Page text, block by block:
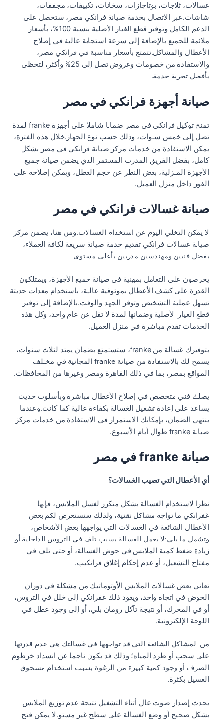
غسالات، ثلاجات، بوتاجازات، سخانات، تكييفات، مجففات،
شاشات.عبر الاتصال بخدمة صيانة فرانكي مصر، ستحصل على
الدعم الكامل وتوفير قطع الغيار الأصلية بنسبة 100%، بأسعار
ملائمة للجميع بالإضافة إلى سرعة استجابة عالية في إصلاح
الأعطال والمشاكل.تتمتع بأسعار مناسبة في فرانكي مصر،
والاستفادة من خصومات وعروض تصل إلى 25% وأكثر، لتحظى
بأفضل تجربة خدمة.
صيانة أجهزة فرانكي في مصر
تمنح توكيل فرانكي في مصر ضمانا شاملا على أجهزة franke لمدة
تصل إلى خمس سنوات، وذلك حسب نوع الجهاز.خلال هذه الفترة،
يمكن الاستفادة من خدمات مركز صيانة فرانكي في مصر بشكل
كامل، بفضل الفريق المدرب المستمر الذي يضمن صيانة جميع
الأجهزة المنزلية، بغض النظر عن حجم العطل، ويمكن إصلاحه على
الفور داخل منزل العميل.
صيانة غسالات فرانكي في مصر
لا يمكن التخلي اليوم عن استخدام الغسالات.ومن هنا، يضمن مركز
صيانة غسالات فرانكي تقديم خدمة صيانة سريعة لكافة العملاء،
بفضل فنيين ومهندسين مدربين بأعلى مستوى.
يحرصون على التعامل بمهنية في صيانة جميع الأجهزة، ويمتلكون
القدرة على كشف الأعطال بموثوقية عالية، باستخدام معدات حديثة
تسهل عملية التشخيص وتوفر الجهد والوقت.بالإضافة إلى توفير
قطع الغيار الأصلية وضمانها لمدة لا تقل عن عام واحد، وكل هذه
الخدمات تقدم مباشرة في منزل العميل.
بتوفيرك غسالة من franke، ستستمتع بضمان يمتد لثلاث سنوات،
يسمح لك بالاستفادة من صيانة franke المجانية في مختلف
المواقع بمصر، بما في ذلك القاهرة ومصر وغيرها من المحافظات.
يصلك فني متخصص في إصلاح الأعطال مباشرة وبأسلوب حديث
يساعد على إعادة تشغيل الغسالة بكفاءة عالية كما كانت.وعندما
ينتهي الضمان، بإمكانك الاستمرار في الاستفادة من خدمات مركز
صيانة franke طوال أيام الأسبوع.
صيانة franke في مصر
أي الأعطال التي تصيب الغسالات؟
نظرا لاستخدام الغسالة بشكل متكرر لغسل الملابس، فإنها
غفرانكي ما تواجه مشاكل تقنية، ولذلك سنستعرض لكم بعض
الأعطال الشائعة في الغسالات التي يواجهها بعض الأشخاص،
وتشمل ما يلي:لا يعمل الغسالة بسبب تلف في التروس الداخلية أو
زيادة ضغط كمية الملابس في حوض الغسالة، أو حتى تلف في
مفتاح التشغيل، أو عدم إحكام إغلاق فرانكيب.
تعاني بعض غسالات الملابس الأوتوماتيك من مشكلة في دوران
الحوض في اتجاه واحد، ويعود ذلك غفرانكي إلى خلل في التروس،
أو في المحرك، أو نتيجة تآكل رومان بلي، أو إلى وجود عطل في
اللوحة الإلكترونية.
من المشاكل الشائعة التي قد تواجهها في غسالتك هي عدم قدرتها
على سحب أو طرد المياه؛ وذلك قد يكون ناجما عن انسداد خرطوم
الصرف أو وجود كمية كبيرة من الرغوة بسبب استخدام مسحوق
الغسيل بكثرة.
يحدث إصدار صوت عال أثناء التشغيل نتيجة عدم توزيع الملابس
بشكل صحيح أو وضع الغسالة على سطح غير مستو.لا يمكن فتح